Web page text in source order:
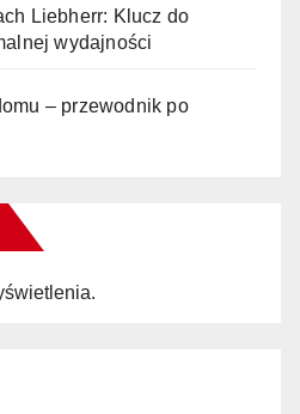
Liebherr: Klucz do
wydajności
– przewodnik po